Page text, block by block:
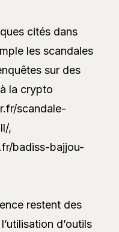
cités dans
les scandales
sur des
la crypto
scandale-
,
badiss-bajjou-
restent des
d’outils